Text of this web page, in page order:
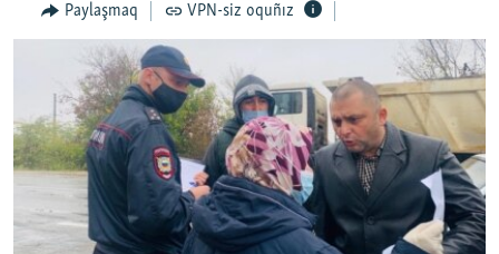
İNSAN AQLARI
SÜRET
BLOGLAR
FİKİR
Русский
Paylaşmaq VPN-siz oquñız